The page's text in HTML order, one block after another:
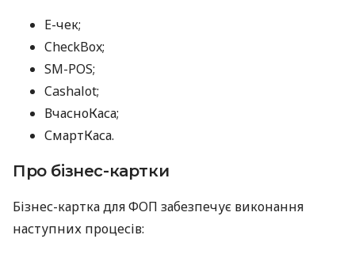
E-чек;
CheckBox;
SM-POS;
Cashalot;
ВчасноКаса;
СмартКаса.
Про бізнес-картки
Бізнес-картка для ФОП забезпечує виконання
наступних процесів: